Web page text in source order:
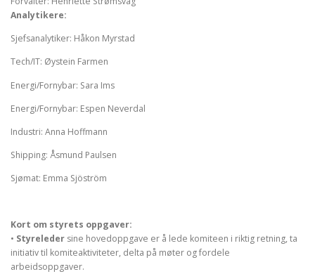
Analytikere:
Sjefsanalytiker: Håkon Myrstad
Tech/IT: Øystein Farmen
Energi/Fornybar: Sara Ims
Energi/Fornybar: Espen Neverdal
Industri: Anna Hoffmann
Shipping: Åsmund Paulsen
Sjømat: Emma Sjöström
Kort om styrets oppgaver:
• Styreleder sine hovedoppgave er å lede komiteen i riktig retning, ta
initiativ til komiteaktiviteter, delta på møter og fordele
arbeidsoppgaver.